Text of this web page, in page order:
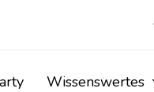
Wissenswertes